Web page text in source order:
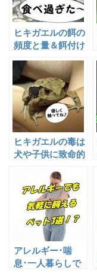
ヒキガエルの餌の
頻度と量＆餌付け
ヒキガエルの毒は
犬や子供に致命的
アレルギー･喘
息･一人暮らしで